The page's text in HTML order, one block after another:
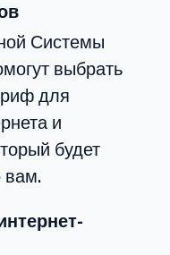
Системы
выбрать
для
и
будет
вам.